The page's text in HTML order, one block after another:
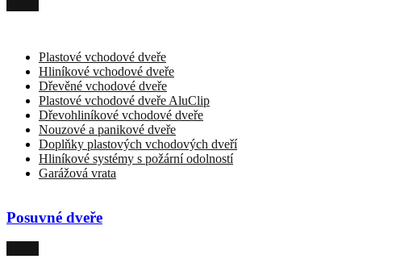
Plastové vchodové dveře
Hliníkové vchodové dveře
Dřevěné vchodové dveře
Plastové vchodové dveře AluClip
Dřevohliníkové vchodové dveře
Nouzové a panikové dveře
Doplňky plastových vchodových dveří
Hliníkové systémy s požární odolností
Garážová vrata
Posuvné dveře